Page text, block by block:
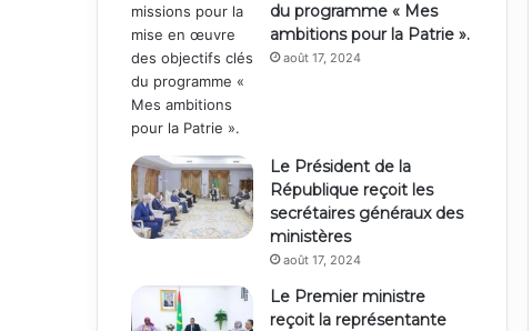
du programme « Mes
ambitions pour la Patrie ».
août 17, 2024
Le Président de la
République reçoit les
secrétaires généraux des
ministères
août 17, 2024
Le Premier ministre
reçoit la représentante